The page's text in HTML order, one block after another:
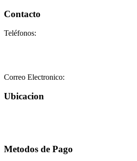
Contacto
Teléfonos:
Correo Electronico:
Ubicacion
Metodos de Pago